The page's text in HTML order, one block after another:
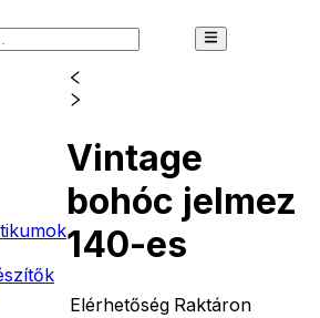
Vintage
bohóc jelmez
140-es
Elérhetőség Raktáron